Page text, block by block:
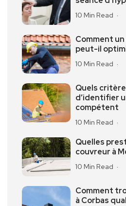
10 Min Read
Comment
peut-il
10 Min Read
Quels
d’identifier
compétent
10 Min Read
Quelles
couvreur à
10 Min Read
Comment
à Corbas